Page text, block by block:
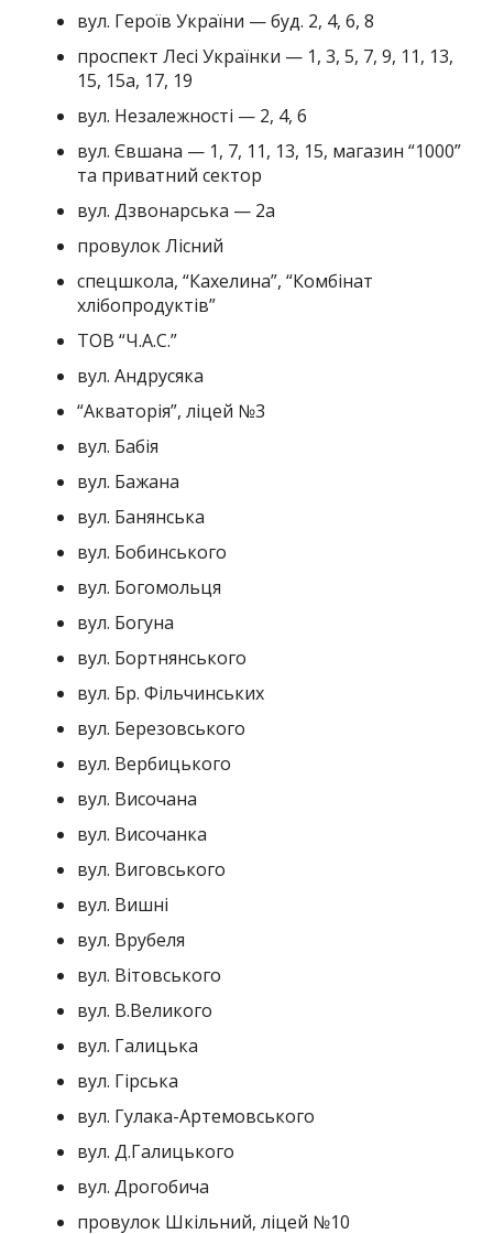
вул. Героїв України — буд. 2, 4, 6, 8
проспект Лесі Українки — 1, 3, 5, 7, 9, 11, 13,
15, 15а, 17, 19
вул. Незалежності — 2, 4, 6
вул. Євшана — 1, 7, 11, 13, 15, магазин “1000”
та приватний сектор
вул. Дзвонарська — 2а
провулок Лісний
спецшкола, “Кахелина”, “Комбінат
хлібопродуктів”
ТОВ “Ч.А.С.”
вул. Андрусяка
“Акваторія”, ліцей №3
вул. Бабія
вул. Бажана
вул. Банянська
вул. Бобинського
вул. Богомольця
вул. Богуна
вул. Бортнянського
вул. Бр. Фільчинських
вул. Березовського
вул. Вербицького
вул. Височана
вул. Височанка
вул. Виговського
вул. Вишні
вул. Врубеля
вул. Вітовського
вул. В.Великого
вул. Галицька
вул. Гірська
вул. Гулака-Артемовського
вул. Д.Галицького
вул. Дрогобича
провулок Шкільний, ліцей №10